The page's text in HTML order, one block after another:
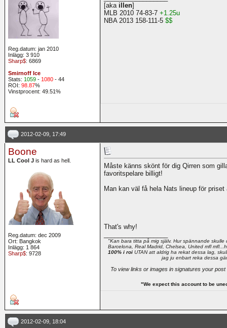
Reg.datum: jan 2010
Inlägg: 3 910
Sharp$: 6869
Smirnoff Ice
Stats: 1059 - 1080 - 44
ROI: 98.87%
Vinstprocent: 49.51%
[aka illen]
MLB 2010 74-83-7 +1.25u
NBA 2013 158-111-5 $$
2012-02-09, 17:49
Boone
LL Cool J is hard as hell.
Reg.datum: dec 2009
Ort: Bangkok
Inlägg: 1 864
Sharp$: 9728
Måste känns skönt för dig Qirren som
favoritspelare billigt!
Man kan väl få hela Nats lineup för
That's why!
"Kan bara titta på mig själv. Hur spännande
Barcelona, Real Madrid, Chelsea, United mfl
100% i roi UTAN att aldrig ha rekat dessa lag,
jag ju enbart reka dessa
To view links or images in signatures your
"We expect this account to be
2012-02-09, 18:04